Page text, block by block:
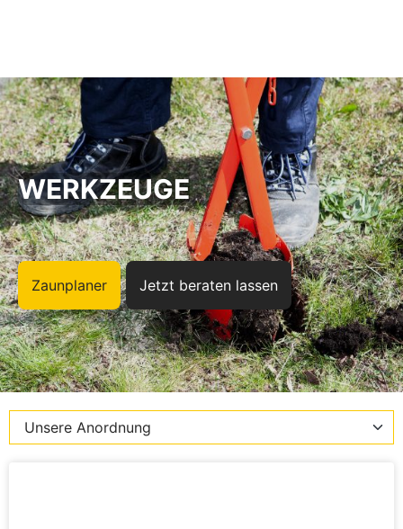
WERKZEUGE
Zaunplaner Jetzt beraten lassen